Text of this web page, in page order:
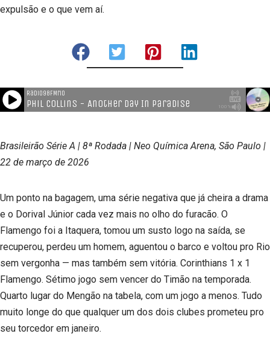
expulsão e o que vem aí.
Brasileirão Série A | 8ª Rodada | Neo Química Arena, São Paulo |
22 de março de 2026
Um ponto na bagagem, uma série negativa que já cheira a drama
e o Dorival Júnior cada vez mais no olho do furacão. O
Flamengo foi a Itaquera, tomou um susto logo na saída, se
recuperou, perdeu um homem, aguentou o barco e voltou pro Rio
sem vergonha — mas também sem vitória. Corinthians 1 x 1
Flamengo. Sétimo jogo sem vencer do Timão na temporada.
Quarto lugar do Mengão na tabela, com um jogo a menos. Tudo
muito longe do que qualquer um dos dois clubes prometeu pro
seu torcedor em janeiro.